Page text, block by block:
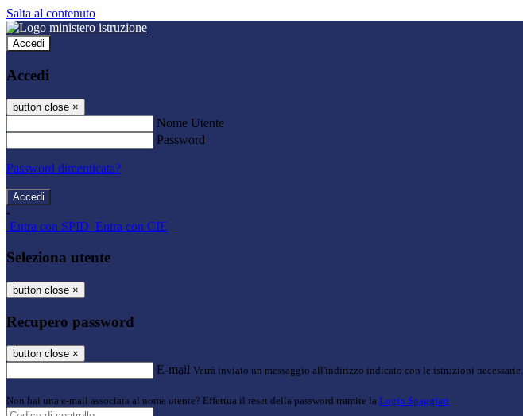
Salta al contenuto
Accedi
Accedi
button close ×
Nome Utente
Password
Password dimenticata?
-
Entra con SPID Entra con CIE
Seleziona utente
button close ×
Recupero password
button close ×
E-mail Verrà inviato un messaggio all'indirizzo indicato con le istruzioni necessarie.
Non hai una e-mail associata al nome utente? Effettua il reset della password tramite la Login Spaggiari